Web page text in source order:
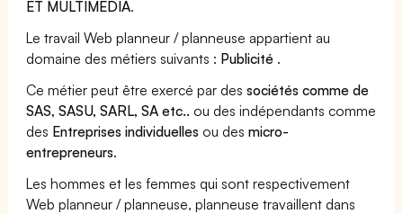
ET MULTIMEDIA.
Le travail Web planneur / planneuse appartient au
domaine des métiers suivants : Publicité .
Ce métier peut être exercé par dessociétés comme de
SAS, SASU, SARL, SA etc.. ou des indépendants comme
des Entreprises individuelles ou desmicro-
entrepreneurs.
Les hommes et les femmes qui sont respectivement
Web planneur / planneuse, planneuse travaillent dans